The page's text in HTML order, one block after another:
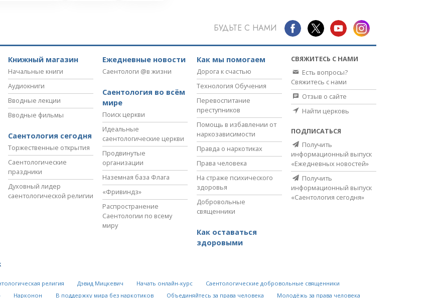
БУДЬТЕ С НАМИ
Книжный магазин
Начальные книги
Аудиокниги
Вводные лекции
Вводные фильмы
Саентология сегодня
Торжественные открытия
Саентологические
праздники
Духовный лидер
саентологической религии
Ежедневные новости
Саентологи @в жизни
Саентология во всём
мире
Поиск церкви
Идеальные
саентологические церкви
Продвинутые
организации
Наземная база Флага
«Фривиндз»
Распространение
Саентологии по всему
миру
Как мы помогаем
Дорога к счастью
Технология Обучения
Перевоспитание
преступников
Помощь в избавлении от
наркозависимости
Правда о наркотиках
Права человека
На страже психического
здоровья
Добровольные
священники
Как оставаться
здоровыми
СВЯЖИТЕСЬ С НАМИ
Есть вопросы?
Свяжитесь с нами
Отзыв о сайте
Найти церковь
ПОДПИСАТЬСЯ
Получить
информационный выпуск
«Ежедневных новостей»
Получить
информационный выпуск
«Саентология сегодня»
религия Дэвид Мицкевич Начать онлайн-курс
Саентологические добровольные священники
Нарконон В поддержку мира без наркотиков Объединяйтесь за права человека Молодёжь за права человека